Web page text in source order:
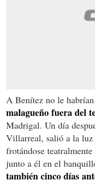
A Benítez no le
malagueño fuera del
Madrigal. Un día
Villarreal, salió a la luz
frotándose
junto a él en el
también cinco días